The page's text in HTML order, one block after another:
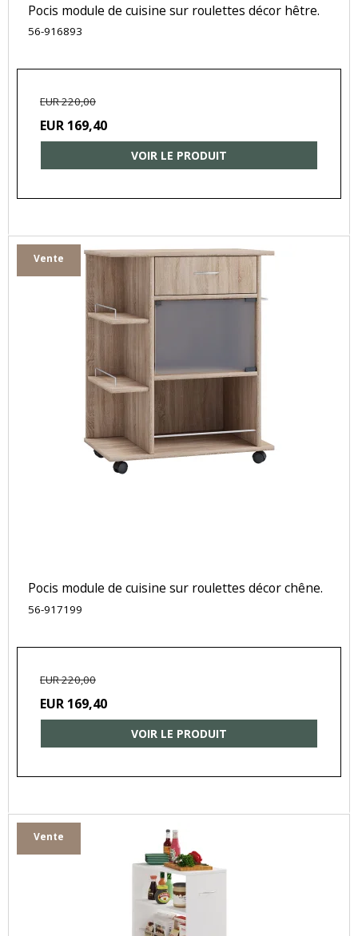
Pocis module de cuisine sur roulettes décor hêtre.
56-916893
EUR 220,00
EUR 169,40
VOIR LE PRODUIT
Vente
Pocis module de cuisine sur roulettes décor chêne.
56-917199
EUR 220,00
EUR 169,40
VOIR LE PRODUIT
Vente